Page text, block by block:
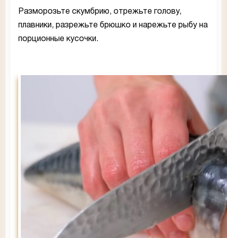
Разморозьте скумбрию, отрежьте голову,
плавники, разрежьте брюшко и нарежьте рыбу на
порционные кусочки.